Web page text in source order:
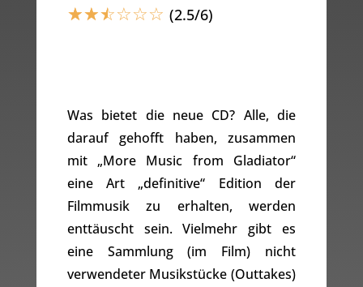
☆☆☆☆☆☆ (2.5/6)
Was bietet die neue CD? Alle, die
darauf gehofft haben, zusammen
mit „More Music from Gladiator“
eine Art „definitive“ Edition der
Filmmusik zu erhalten, werden
enttäuscht sein. Vielmehr gibt es
eine Sammlung (im Film) nicht
verwendeter Musikstücke (Outtakes)